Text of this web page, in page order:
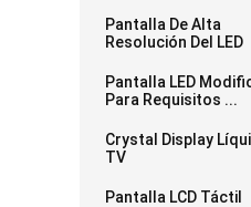
Pantalla De Alta
Resolución Del LED
Pantalla LED
Para Requisitos ...
Crystal Display
TV
Pantalla LCD Táctil